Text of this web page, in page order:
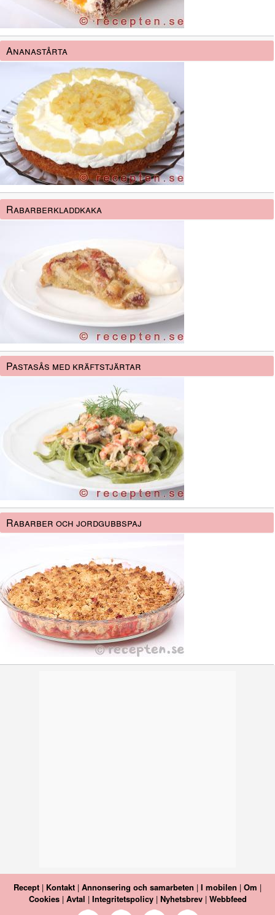
Ananastårta
Rabarberkladdkaka
Pastasås med kräftstjärtar
Rabarber och jordgubbspaj
Recept | Kontakt | Annonsering och samarbeten | I mobilen | Om |
Cookies| Avtal | Integritetspolicy| Nyhetsbrev| Webbfeed